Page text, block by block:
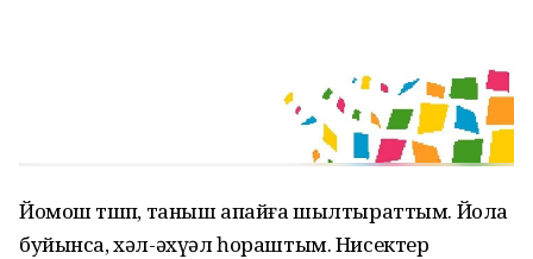
Йомош төшөп, таныш апайға шылтыраттым. Йола
буйынса, хәл-әхүәл һораштым. Нисектер